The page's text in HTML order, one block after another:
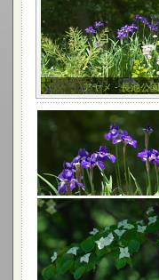
アヤメ - 長池公園